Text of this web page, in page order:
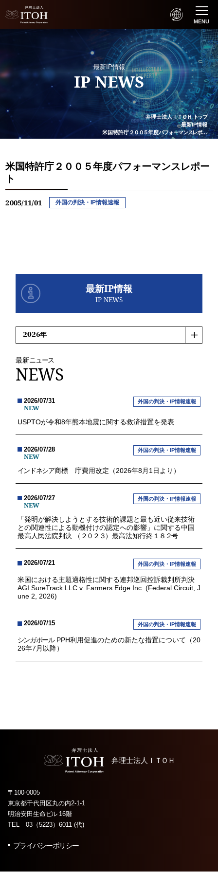
MENU
最新IP情報
IP NEWS
弁理士法人ＩＴＯＨ トップ
最新IP情報
米国特許庁２００５年度パフォーマンスレポ…
米国特許庁２００５年度パフォーマンスレポー
ト
2005/11/01 外国の判決・IP情報速報
最新IP情報
IP NEWS
最新ニュース
NEWS
2026/07/31
NEW
外国の判決・IP情報速報
USPTOが令和8年熊本地震に関する救済措置を発表
2026/07/28
NEW
外国の判決・IP情報速報
インドネシア商標 庁費用改定（2026年8月1日より）
2026/07/27
NEW
外国の判決・IP情報速報
「発明が解決しようとする技術的課題と最も近い従来技術
との関連性による動機付けの認定への影響」に関する中国
最高人民法院判決 （ ２０２３ ）最高法知行終 １８２号
2026/07/21 外国の判決・IP情報速報
米国における主題適格性に関する連邦巡回控訴裁判所判決
AGI SureTrack LLC v. Farmers Edge Inc. (Federal Circuit, J
une 2, 2026)
2026/07/15 外国の判決・IP情報速報
シンガポールPPH利用促進のための新たな措置について（20
26年7月以降）
弁理士法人 ＩＴＯＨ
〒100-0005
東京都千代田区丸の内2-1-1
明治安田生命 ビル16階
TEL 03（5223）6011 (代)
プライバシーポリシー